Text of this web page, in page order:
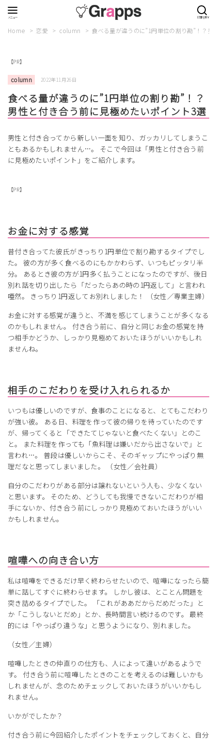
Home 恋愛 column 食べる量が違うのに”1円単位の割り勘”！？
【PR】
column 2022年11月26日
食べる量が違うのに”1円単位の割り勘”！？
男性と付き合う前に見極めたいポイント3選
男性と付き合ってから新しい一面を知り、ガッカリしてしまうこ
ともあるかもしれません…。 そこで今回は「男性と付き合う前
に見極めたいポイント」をご紹介します。
【PR】
お金に対する感覚
昔付き合ってた彼氏がきっちり1円単位で割り勘するタイプでし
た。 彼の方が多く食べるのにもかかわらず、いつもピッタリ半
分。 あるとき彼の方が1円多く払うことになったのですが、後日
別れ話を切り出したら「だったらあの時の1円返して」と言われ
唖然。 きっちり1円返してお別れしました！ （女性／専業主婦）
お金に対する感覚が違うと、不満を感じてしまうことが多くなる
のかもしれません。 付き合う前に、自分と同じお金の感覚を持
つ相手かどうか、しっかり見極めておいたほうがいいかもしれ
ませんね。
相手のこだわりを受け入れられるか
いつもは優しいのですが、食事のことになると、とてもこだわり
が強い彼。 ある日、料理を作って彼の帰りを待っていたのです
が、帰ってくると「できたてじゃないと食べたくない」とのこ
と。 また料理を作っても「魚料理は嫌いだから出さないで」と
言われ…。 普段は優しいからこそ、そのギャップにやっぱり無
理だなと思ってしまいました。 （女性／会社員）
自分のこだわりがある部分は譲れないという人も、少なくない
と思います。 そのため、どうしても我慢できないこだわりが相
手にないか、付き合う前にしっかり見極めておいたほうがいい
かもしれません。
喧嘩への向き合い方
私は喧嘩をできるだけ早く終わらせたいので、喧嘩になったら簡
単に話してすぐに終わらせます。 しかし彼は、とことん問題を
突き詰めるタイプでした。 「これがああだからだめだった」と
か「こうしないとだめ」とか、長時間言い続けるのです。 最終
的には「やっぱり違うな」と思うようになり、別れました。
（女性／主婦）
喧嘩したときの仲直りの仕方も、人によって違いがあるようで
す。 付き合う前に喧嘩したときのことを考えるのは難しいかも
しれませんが、念のためチェックしておいたほうがいいかもし
れません。
いかがでしたか？
付き合う前に今回紹介したポイントをチェックしておくと、自分